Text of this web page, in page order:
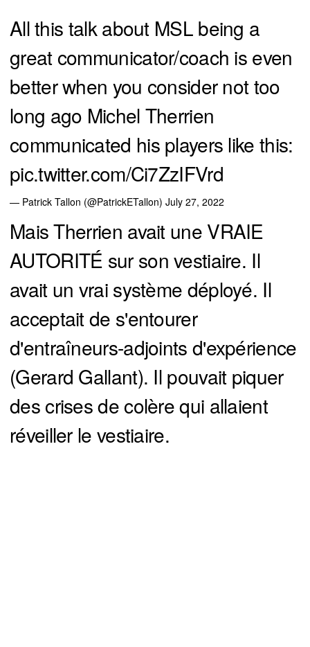
All this talk about MSL being a
great communicator/coach is even
better when you consider not too
long ago Michel Therrien
communicated his players like this:
pic.twitter.com/Ci7ZzIFVrd
— Patrick Tallon (@PatrickETallon) July 27, 2022
Mais Therrien avait une VRAIE
AUTORITÉ sur son vestiaire. Il
avait un vrai système déployé. Il
acceptait de s'entourer
d'entraîneurs-adjoints d'expérience
(Gerard Gallant). Il pouvait piquer
des crises de colère qui allaient
réveiller le vestiaire.